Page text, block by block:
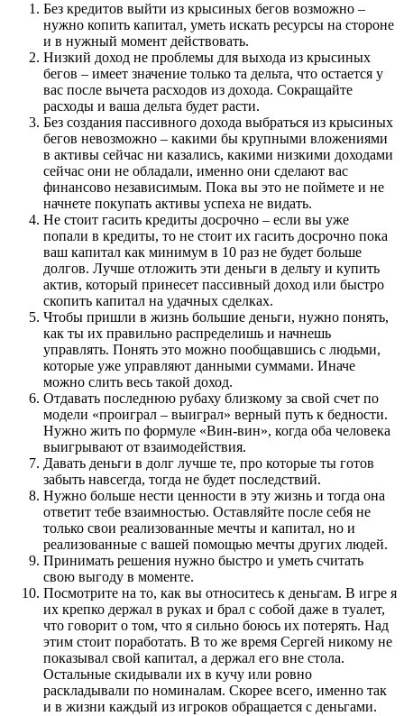
Без кредитов выйти из крысиных бегов возможно –
нужно копить капитал, уметь искать ресурсы на стороне
и в нужный момент действовать.
Низкий доход не проблемы для выхода из крысиных
бегов – имеет значение только та дельта, что остается у
вас после вычета расходов из дохода. Сокращайте
расходы и ваша дельта будет расти.
Без создания пассивного дохода выбраться из крысиных
бегов невозможно – какими бы крупными вложениями
в активы сейчас ни казались, какими низкими доходами
сейчас они не обладали, именно они сделают вас
финансово независимым. Пока вы это не поймете и не
начнете покупать активы успеха не видать.
Не стоит гасить кредиты досрочно – если вы уже
попали в кредиты, то не стоит их гасить досрочно пока
ваш капитал как минимум в 10 раз не будет больше
долгов. Лучше отложить эти деньги в дельту и купить
актив, который принесет пассивный доход или быстро
скопить капитал на удачных сделках.
Чтобы пришли в жизнь большие деньги, нужно понять,
как ты их правильно распределишь и начнешь
управлять. Понять это можно пообщавшись с людьми,
которые уже управляют данными суммами. Иначе
можно слить весь такой доход.
Отдавать последнюю рубаху близкому за свой счет по
модели «проиграл – выиграл» верный путь к бедности.
Нужно жить по формуле «Вин-вин», когда оба человека
выигрывают от взаимодействия.
Давать деньги в долг лучше те, про которые ты готов
забыть навсегда, тогда не будет последствий.
Нужно больше нести ценности в эту жизнь и тогда она
ответит тебе взаимностью. Оставляйте после себя не
только свои реализованные мечты и капитал, но и
реализованные с вашей помощью мечты других людей.
Принимать решения нужно быстро и уметь считать
свою выгоду в моменте.
Посмотрите на то, как вы относитесь к деньгам. В игре я
их крепко держал в руках и брал с собой даже в туалет,
что говорит о том, что я сильно боюсь их потерять. Над
этим стоит поработать. В то же время Сергей никому не
показывал свой капитал, а держал его вне стола.
Остальные скидывали их в кучу или ровно
раскладывали по номиналам. Скорее всего, именно так
и в жизни каждый из игроков обращается с деньгами.